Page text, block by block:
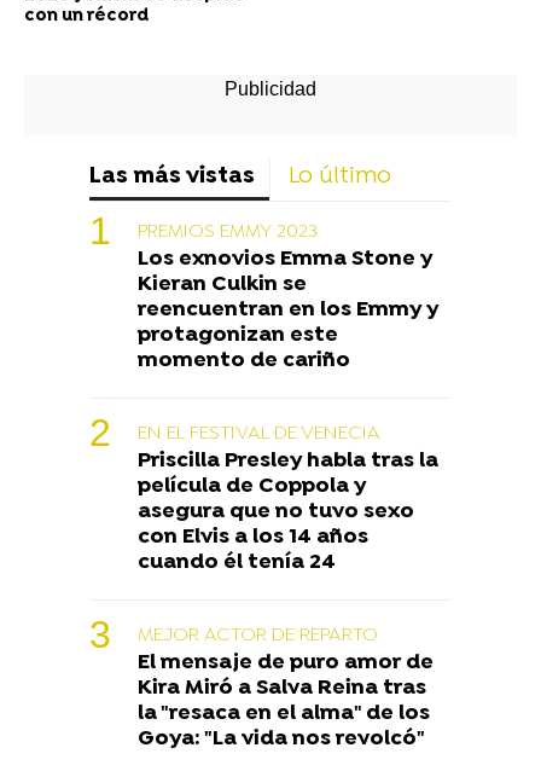
con un récord
Las más vistas Lo último
PREMIOS EMMY 2023
Los exnovios Emma Stone y
Kieran Culkin se
reencuentran en los Emmy y
protagonizan este
momento de cariño
EN EL FESTIVAL DE VENECIA
Priscilla Presley habla tras la
película de Coppola y
asegura que no tuvo sexo
con Elvis a los 14 años
cuando él tenía 24
MEJOR ACTOR DE REPARTO
El mensaje de puro amor de
Kira Miró a Salva Reina tras
la "resaca en el alma" de los
Goya: "La vida nos revolcó"